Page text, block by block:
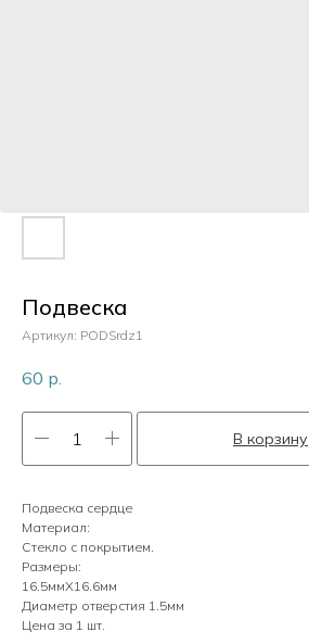
Жемчуг
Подвеска
Артикул: PODSrdz1
60 р.
В корзину
Подвеска сердце
Материал:
Стекло с покрытием.
Размеры:
16.5ммХ16.6мм
Диаметр отверстия 1.5мм
Цена за 1 шт.